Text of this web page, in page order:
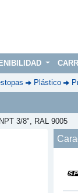
Plástico
3/8", RAL 9005